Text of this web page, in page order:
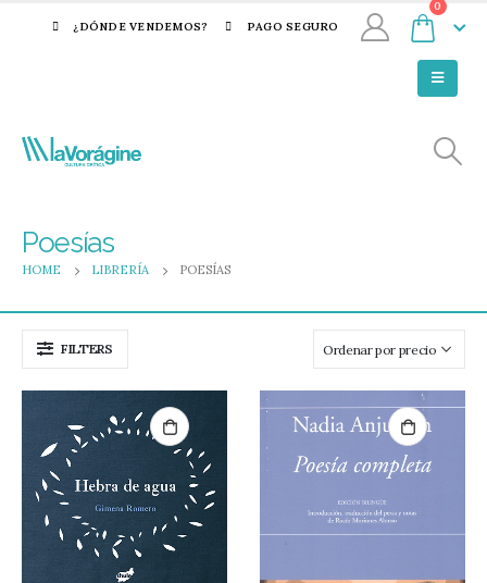
¿DÓNDE VENDEMOS? PAGO SEGURO
0
Poesías
HOME LIBRERÍA POESÍAS
FILTERS